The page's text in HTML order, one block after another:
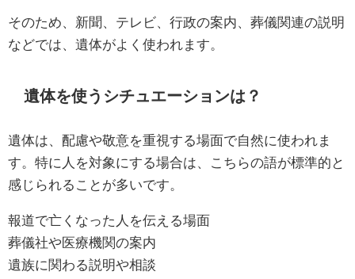
そのため、新聞、テレビ、行政の案内、葬儀関連の説明
などでは、遺体がよく使われます。
遺体を使うシチュエーションは？
遺体は、配慮や敬意を重視する場面で自然に使われま
す。特に人を対象にする場合は、こちらの語が標準的と
感じられることが多いです。
報道で亡くなった人を伝える場面
葬儀社や医療機関の案内
遺族に関わる説明や相談